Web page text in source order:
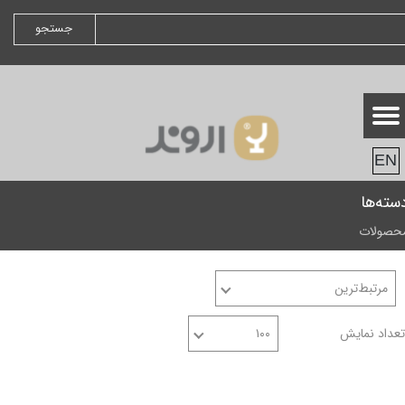
جستجو
EN
مرتبط‌ترین
تعداد نمایش ۱۰۰